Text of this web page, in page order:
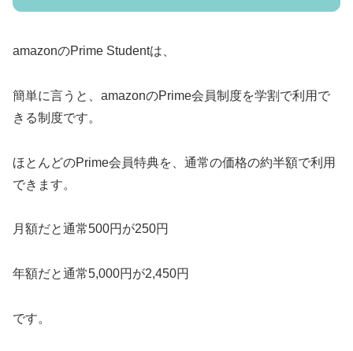
amazonのPrime Studentは、
簡単に言うと、amazonのPrime会員制度を学割で利用で
きる制度です。
ほとんどのPrime会員特典を、通常の価格の約半額で利用
できます。
月額だと通常500円が250円
年額だと通常5,000円が2,450円
です。